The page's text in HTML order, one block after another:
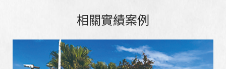
相關實績案例